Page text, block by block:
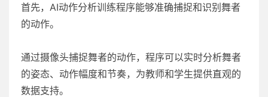
首先，AI动作分析训练程序能够准确捕捉和识别舞者
的动作。
通过摄像头捕捉舞者的动作，程序可以实时分析舞者
的姿态、动作幅度和节奏，为教师和学生提供直观的
数据支持。